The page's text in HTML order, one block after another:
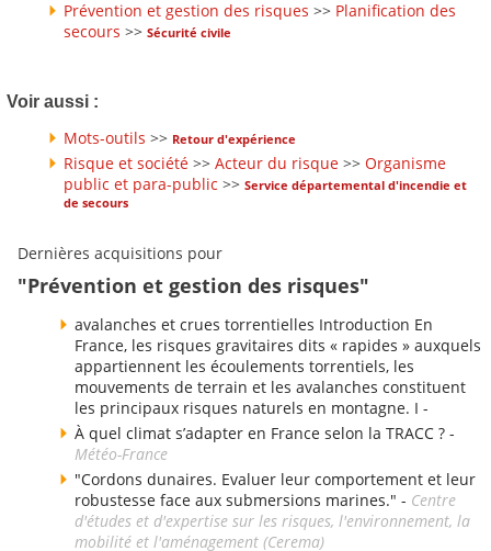
Prévention et gestion des risques >> Planification des
secours >> Sécurité civile
Voir aussi :
Mots-outils >> Retour d'expérience
Risque et société >> Acteur du risque >> Organisme
public et para-public >> Service départemental d'incendie et
de secours
Dernières acquisitions pour
"Prévention et gestion des risques"
avalanches et crues torrentielles Introduction En
France, les risques gravitaires dits « rapides » auxquels
appartiennent les écoulements torrentiels, les
mouvements de terrain et les avalanches constituent
les principaux risques naturels en montagne. I -
À quel climat s’adapter en France selon la TRACC ? -
Météo-France
"Cordons dunaires. Evaluer leur comportement et leur
robustesse face aux submersions marines." - Centre
d'études et d'expertise sur les risques, l'environnement, la
mobilité et l'aménagement (Cerema)